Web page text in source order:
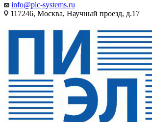
info@plc-systems.ru
117246, Москва, Научный проезд, д.17